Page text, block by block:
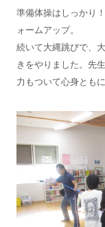
準備体操はしっかり
ォームアップ。
続いて大縄跳びで、
きをやりました。先
力もついて心身とも